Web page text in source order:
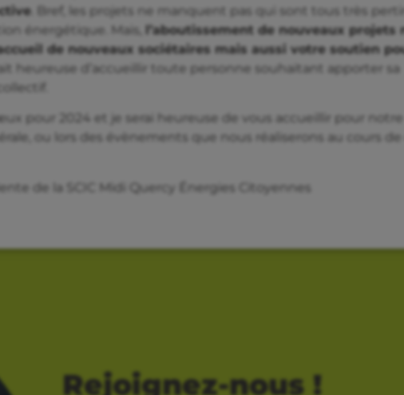
. Bref, les projets ne manquent pas qui sont tous très
énergétique. Mais, l’aboutissement de nouveaux projets
de nouveaux sociétaires mais aussi votre soutien
heureuse d’accueillir toute personne souhaitant apporter sa
pour 2024 et je serai heureuse de vous accueillir pour notre
ou lors des évènements que nous réaliserons au cours
de la SCIC Midi Quercy Énergies Citoyennes
Rejoignez-nous !